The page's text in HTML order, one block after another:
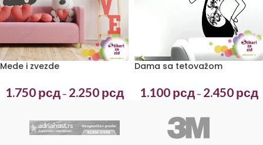
Mede i zvezde
1.750 рсд – 2.250 рсд
Dama sa tetovažom
1.100 рсд – 2.450 рсд